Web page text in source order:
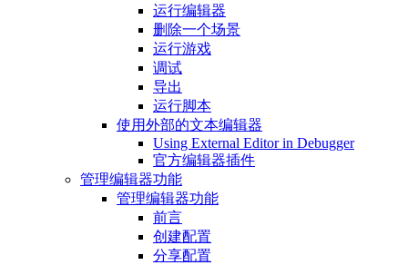
运行编辑器
删除一个场景
运行游戏
调试
导出
运行脚本
使用外部的文本编辑器
Using External Editor in Debugger
官方编辑器插件
管理编辑器功能
管理编辑器功能
前言
创建配置
分享配置